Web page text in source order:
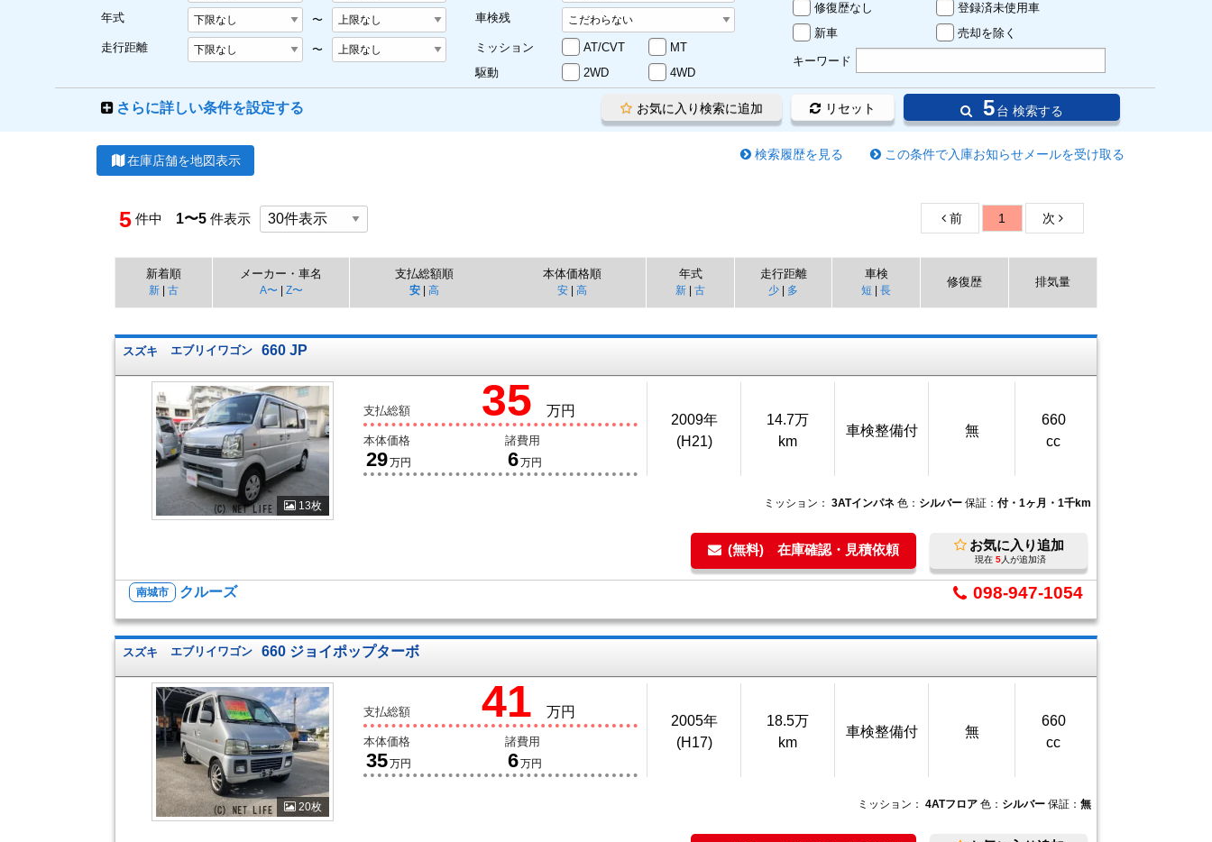
年式 〜
走行距離 〜
車検残
ミッション AT/CVT
MT
駆動
2WD 4WD
修復歴なし
登録済未使用車
新車
売却を除く
キーワード
さらに詳しい条件を設定する 5台 検索する
リセット
お気に入り検索に追加
在庫店舗を地図表示 この条件で入庫お知らせメールを受け取る
検索履歴を見る
5 件中 1〜5 件表示 前 1 次
新着順
新 | 古
メーカー・車名
A〜| Z〜
支払総額順
安| 高
本体価格順
安| 高
年式
新 | 古
走行距離
少 | 多
車検
短 | 長
修復歴 排気量
スズキ エブリイワゴン 660 JP
13枚
支払総額 35 万円
本体価格
29万円
諸費用
6万円
2009年
(H21)
14.7万
km
車検整備付 無
660
cc
ミッション： 3ATインパネ 色： シルバー 保証： 付・1ヶ月・1千km
(無料) 在庫確認・見積依頼 お気に入り追加
現在 5人が追加済
南城市 クルーズ 098-947-1054
スズキ エブリイワゴン 660 ジョイポップターボ
20枚
支払総額 41 万円
本体価格
35万円
諸費用
6万円
2005年
(H17)
18.5万
km
車検整備付 無
660
cc
ミッション： 4ATフロア 色： シルバー 保証： 無